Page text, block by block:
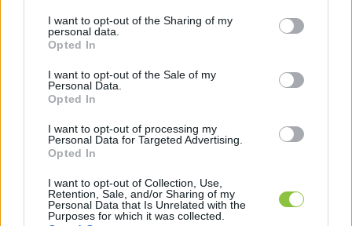
not limited to your visit or usage behaviour. You may click to
grant or deny consent to Google and its third-party tags to
use your data for below specified purposes in below Google
consent section.
I want to opt-out of the Sharing of my
personal data.
Opted In
I want to opt-out of the Sale of my
Personal Data.
Opted In
I want to opt-out of processing my
Personal Data for Targeted Advertising.
Opted In
I want to opt-out of Collection, Use,
Retention, Sale, and/or Sharing of my
Personal Data that Is Unrelated with the
Purposes for which it was collected.
igaz, a KeKo-nak nyújtott
önkormányzati támogatás is
"Ha már sok pénzbe kerül, akkor legalább sokan
használják" - jelentette ki a helyi buszközlekedés kapcsán
Hraskó István